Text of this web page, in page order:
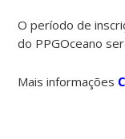
O período de
do PPGOceano
Mais informações